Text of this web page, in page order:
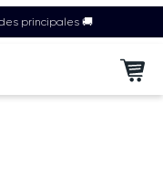
principales 🚚